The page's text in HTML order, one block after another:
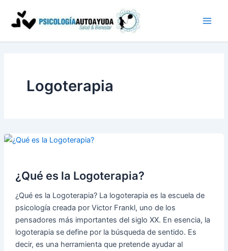
contenido
Logoterapia
¿Qué es la Logoterapia?
¿Qué es la Logoterapia? La logoterapia es la escuela de
psicología creada por Victor Frankl, uno de los
pensadores más importantes del siglo XX. En esencia, la
logoterapia se define por la búsqueda de sentido. Es
decir, es una herramienta que pretende ayudar al